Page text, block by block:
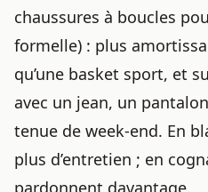
chaussures à boucles
formelle) : plus
qu’une basket sport, et
avec un jean, un
tenue de week-end. En
plus d’entretien ; en
pardonnent davantage.